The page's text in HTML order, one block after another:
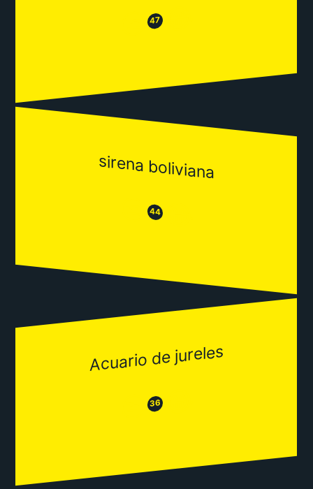
😒 47 😂
sirena boliviana
😒44😂
Acuario de jureles
😒36 😂